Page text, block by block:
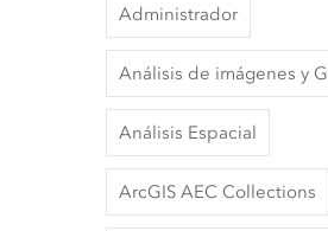
Administrador
Análisis de imágenes y
Análisis Espacial
ArcGIS AEC Collections